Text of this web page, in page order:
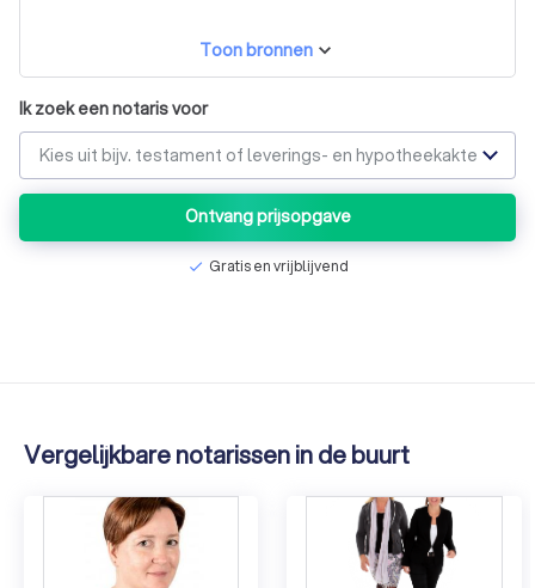
Toon bronnen
Ik zoek een notaris voor
Kies uit bijv. testament of leverings- en hypotheekakte
Ontvang prijsopgave
check Gratis en vrijblijvend
Vergelijkbare notarissen in de buurt